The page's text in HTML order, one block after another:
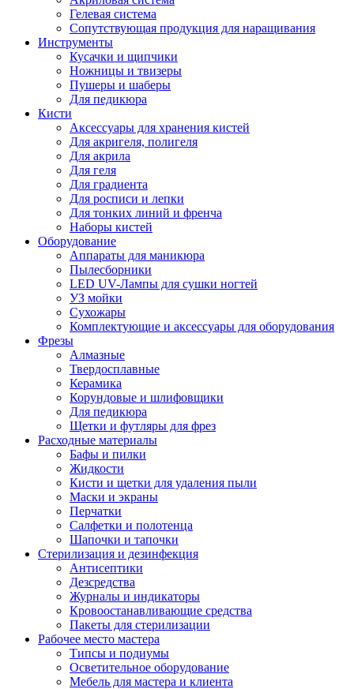
Гелевая система
Сопутствующая продукция для наращивания
Инструменты
Кусачки и щипчики
Ножницы и твизеры
Пушеры и шаберы
Для педикюра
Кисти
Аксессуары для хранения кистей
Для акригеля, полигеля
Для акрила
Для геля
Для градиента
Для росписи и лепки
Для тонких линий и френча
Наборы кистей
Оборудование
Аппараты для маникюра
Пылесборники
LED UV-Лампы для сушки ногтей
УЗ мойки
Сухожары
Комплектующие и аксессуары для оборудования
Фрезы
Алмазные
Твердосплавные
Керамика
Корундовые и шлифовщики
Для педикюра
Щетки и футляры для фрез
Расходные материалы
Бафы и пилки
Жидкости
Кисти и щетки для удаления пыли
Маски и экраны
Перчатки
Салфетки и полотенца
Шапочки и тапочки
Стерилизация и дезинфекция
Антисептики
Дезсредства
Журналы и индикаторы
Кровоостанавливающие средства
Пакеты для стерилизации
Рабочее место мастера
Типсы и подиумы
Осветительное оборудование
Мебель для мастера и клиента